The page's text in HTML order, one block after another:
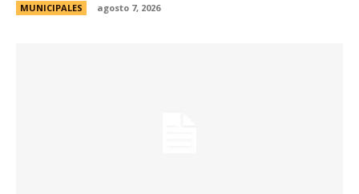
MUNICIPALES agosto 7, 2026